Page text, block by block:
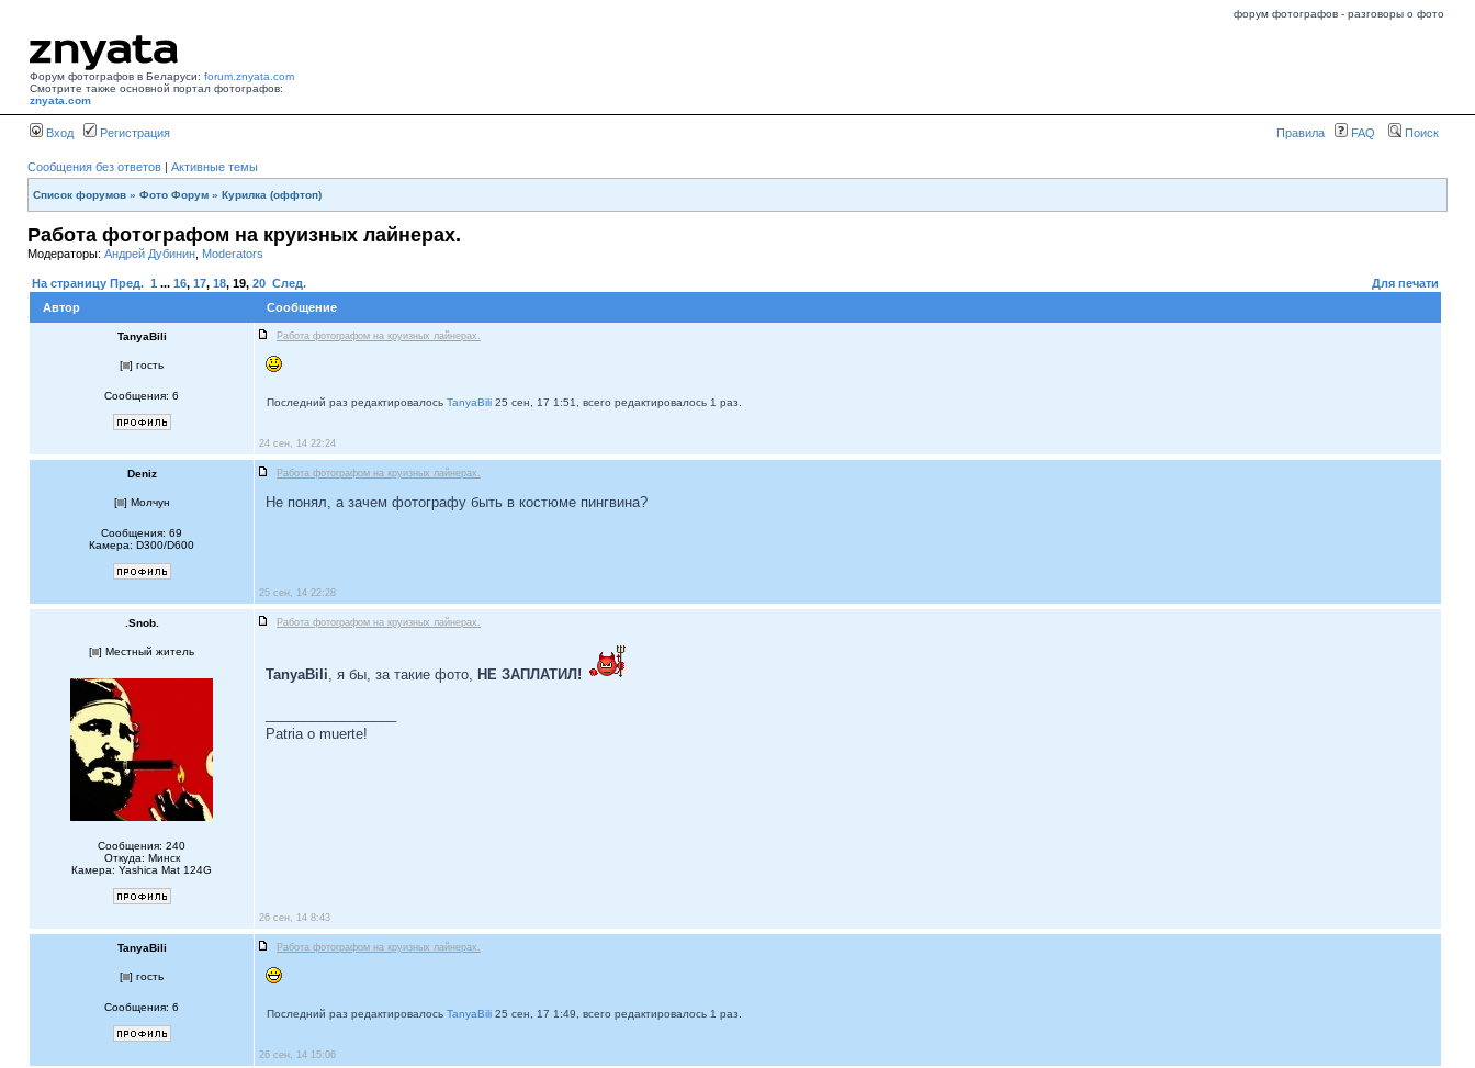
форум фотографов - разговоры о фото
Форум фотографов в Беларуси: forum.znyata.com
Смотрите также основной портал фотографов:
znyata.com
Вход Регистрация Правила FAQ Поиск
Сообщения без ответов | Активные темы
Список форумов » Фото Форум » Курилка (оффтоп)
Работа фотографом на круизных лайнерах.
Модераторы: Андрей Дубинин Moderators
На страницу Пред. 1 ... 16, 17, 18, 19, 20 След.
Для печати
Автор
Сообщение
TanyaBili Работа фотографом на круизных лайнерах.
[ ] гость
Сообщения: 6
Последний раз редактировалось TanyaBili 25 сен, 17 1:51, всего редактировалось 1 раз.
24 сен, 14 22:24
Deniz Работа фотографом на круизных лайнерах.
[ ] Молчун
Сообщения: 69
Камера: D300/D600
Не понял, а зачем фотографу быть в костюме пингвина?
25 сен, 14 22:28
.Snob. Работа фотографом на круизных лайнерах.
[ ] Местный житель
Сообщения: 240
Откуда: Минск
Камера: Yashica Mat 124G
TanyaBili, я бы, за такие фото, НЕ ЗАПЛАТИЛ!
Patria o muerte!
26 сен, 14 8:43
TanyaBili Работа фотографом на круизных лайнерах.
[ ] гость
Сообщения: 6
Последний раз редактировалось TanyaBili 25 сен, 17 1:49, всего редактировалось 1 раз.
26 сен, 14 15:06